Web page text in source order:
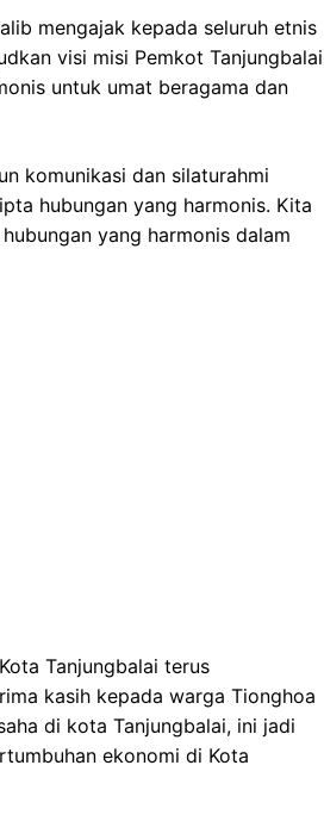
mengajak kepada seluruh etnis
visi misi Pemkot Tanjungbalai
untuk umat beragama dan
komunikasi dan silaturahmi
hubungan yang harmonis. Kita
yang harmonis dalam
Tanjungbalai terus
kasih kepada warga Tionghoa
di kota Tanjungbalai, ini jadi
ekonomi di Kota